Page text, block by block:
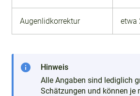
Augenlidkorrektur etwa
info
Hinweis
Alle Angaben sind lediglich
Schätzungen und können je